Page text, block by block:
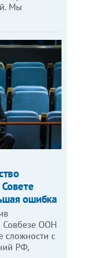
Мы
ошибка
Совбезе ООН
сложности с
РФ,